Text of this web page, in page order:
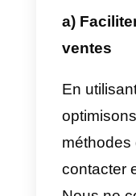
Un
limite
et le
CRM